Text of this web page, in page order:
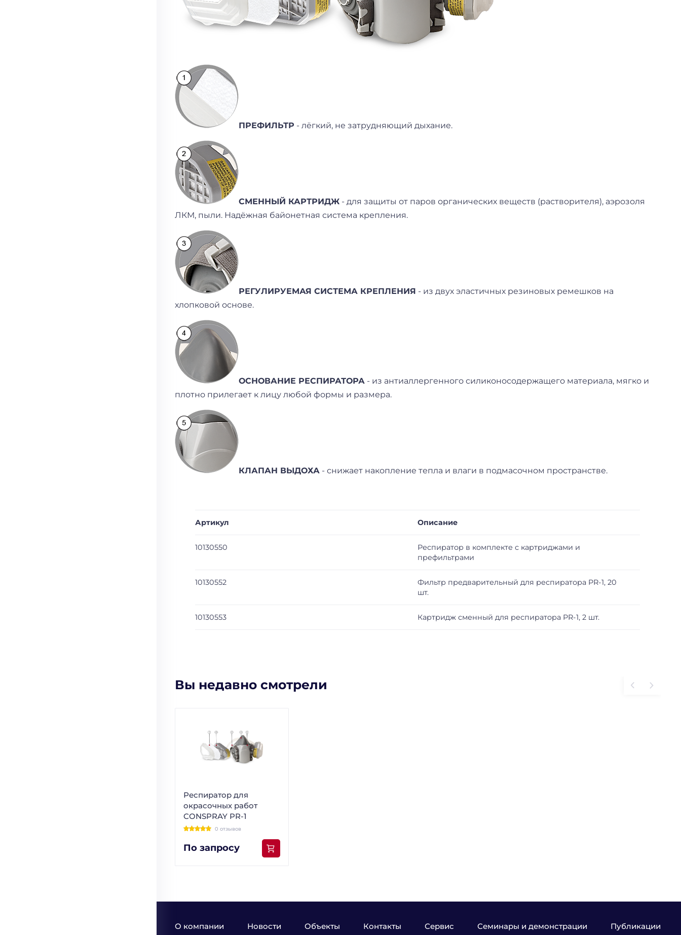
ПРЕФИЛЬТР - лёгкий, не затрудняющий дыхание.
СМЕННЫЙ КАРТРИДЖ - для защиты от паров органических веществ (растворителя), аэрозоля
ЛКМ, пыли. Надёжная байонетная система крепления.
РЕГУЛИРУЕМАЯ СИСТЕМА КРЕПЛЕНИЯ - из двух эластичных резиновых ремешков на
хлопковой основе.
ОСНОВАНИЕ РЕСПИРАТОРА - из антиаллергенного силиконосодержащего материала, мягко и
плотно прилегает к лицу любой формы и размера.
КЛАПАН ВЫДОХА - снижает накопление тепла и влаги в подмасочном пространстве.
Артикул Описание
10130550
Респиратор в комплекте с картриджами и
префильтрами
10130552
Фильтр предварительный для респиратора PR-1, 20
шт.
10130553 Картридж сменный для респиратора PR-1, 2 шт.
Вы недавно смотрели
Респиратор для
окрасочных работ
CONSPRAY PR-1
0 отзывов
По запросу
О компании Новости Объекты Контакты Сервис Семинары и демонстрации Публикации